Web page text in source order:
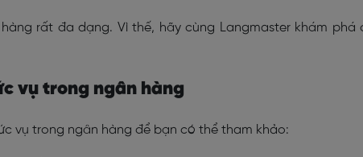
rất đa dạng. Vì thế, hãy cùng Langmaster khám phá
vụ trong ngân hàng
vụ trong ngân hàng để bạn có thể tham khảo: